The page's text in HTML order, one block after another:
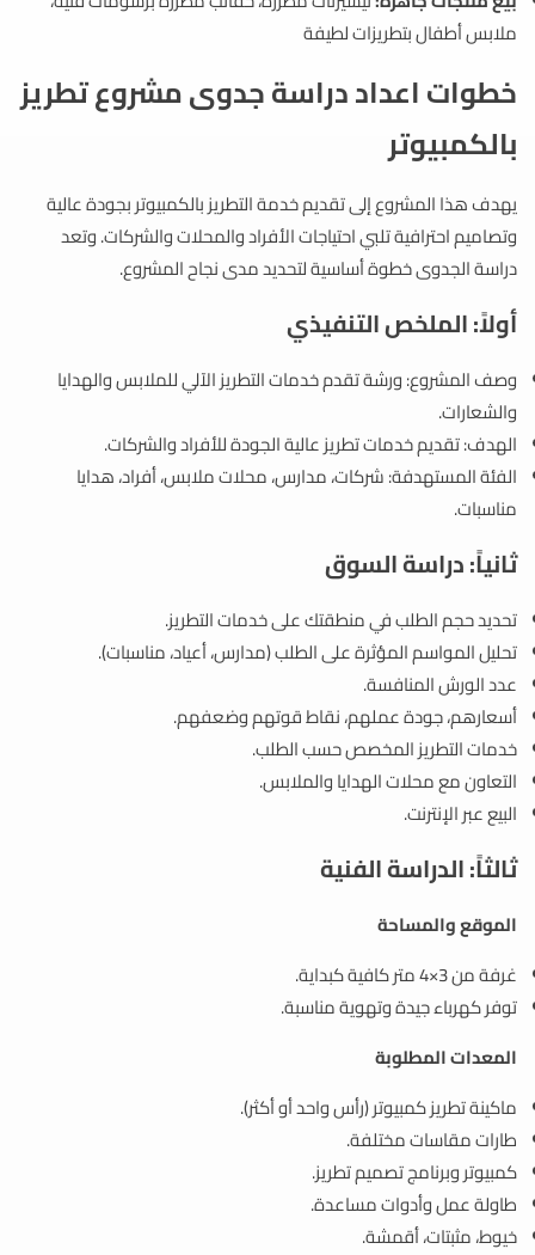
ملابس أطفال بتطريزات لطيفة
خطوات اعداد دراسة جدوى مشروع تطريز
بالكمبيوتر
يهدف هذا المشروع إلى تقديم خدمة التطريز بالكمبيوتر بجودة عالية
وتصاميم احترافية تلبي احتياجات الأفراد والمحلات والشركات. وتعد
دراسة الجدوى خطوة أساسية لتحديد مدى نجاح المشروع.
أولاً: الملخص التنفيذي
وصف المشروع: ورشة تقدم خدمات التطريز الآلي للملابس والهدايا
والشعارات.
الهدف: تقديم خدمات تطريز عالية الجودة للأفراد والشركات.
الفئة المستهدفة: شركات، مدارس، محلات ملابس، أفراد، هدايا
مناسبات.
ثانياً: دراسة السوق
تحديد حجم الطلب في منطقتك على خدمات التطريز.
تحليل المواسم المؤثرة على الطلب (مدارس، أعياد، مناسبات).
عدد الورش المنافسة.
أسعارهم، جودة عملهم، نقاط قوتهم وضعفهم.
خدمات التطريز المخصص حسب الطلب.
التعاون مع محلات الهدايا والملابس.
البيع عبر الإنترنت.
ثالثاً: الدراسة الفنية
الموقع والمساحة
غرفة من 3×4 متر كافية كبداية.
توفر كهرباء جيدة وتهوية مناسبة.
المعدات المطلوبة
ماكينة تطريز كمبيوتر (رأس واحد أو أكثر).
طارات مقاسات مختلفة.
كمبيوتر وبرنامج تصميم تطريز.
طاولة عمل وأدوات مساعدة.
خيوط، مثبتات، أقمشة.